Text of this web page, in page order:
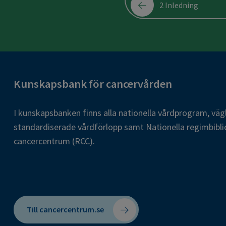
2 Inledning
Kunskapsbank för cancervården
I kunskapsbanken finns alla nationella vårdprogram,
standardiserade vårdförlopp samt Nationella
cancercentrum (RCC).
Till cancercentrum.se